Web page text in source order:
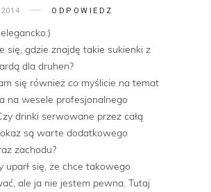
ODPOWIEDZ
się, gdzie znajdę takie sukienki z
dla druhen?
się również co myślicie na temat
na wesele profesjonalnego
drinki serwowane przez całą
są warte dodatkowego
zachodu?
uparł się, że chce takowego
ale ja nie jestem pewna. Tutaj